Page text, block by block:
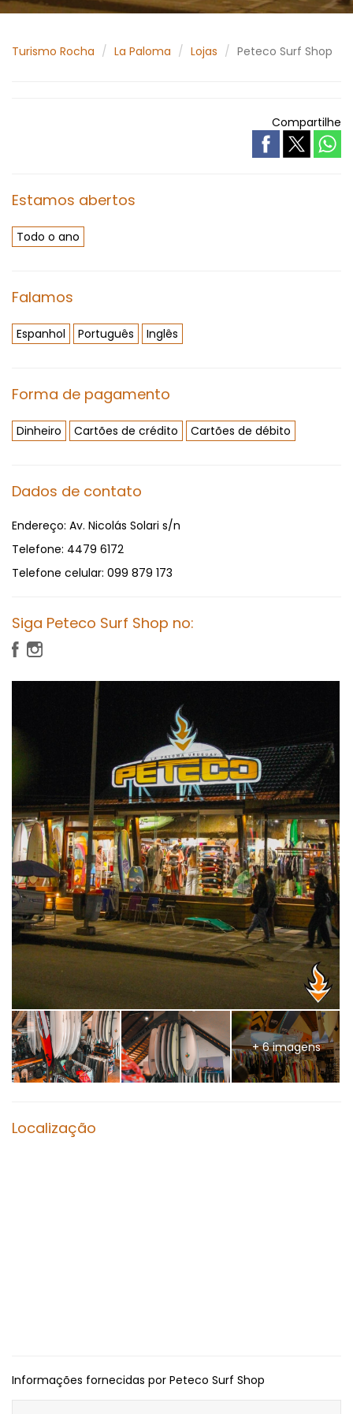
Turismo Rocha La Paloma Lojas Peteco Surf Shop
Compartilhe
Estamos abertos
Todo o ano
Falamos
Espanhol Português Inglês
Forma de pagamento
Dinheiro Cartões de crédito Cartões de débito
Dados de contato
Endereço: Av. Nicolás Solari s/n
Telefone: 4479 6172
Telefone celular: 099 879 173
Siga Peteco Surf Shop no:
+ 6 imagens
Localização
Informações fornecidas por Peteco Surf Shop